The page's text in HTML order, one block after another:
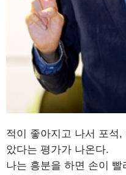
적이 좋아지고 나서 포석
았다는 평가가 나온다.
나는 흥분을 하면 손이